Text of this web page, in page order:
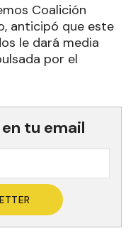
Coalición
anticipó que este
le dará media
por el
tu email